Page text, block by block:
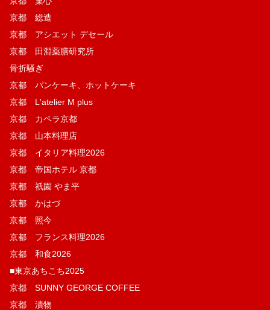
京都 総造
京都 アシエット デセール
京都 田淵薬膳研究所
骨折騒ぎ
京都 パンケーキ、ホットケーキ
京都 L'atelier M plus
京都 カペラ京都
京都 山本料理店
京都 イタリア料理2026
京都 帝国ホテル 京都
京都 祇園 やま平
京都 かはづ
京都 照今
京都 フランス料理2026
京都 和食2026
■東京あちこち2025
京都 SUNNY GEORGE COFFEE
京都 漬物